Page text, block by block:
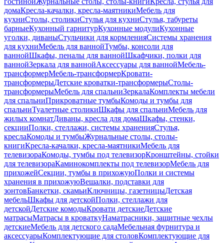
домаКресла-качалки, кресла-маятникиМебель для
кухниСтолы, столикиСтулья для кухниСтулья, табуреты
барныеКухонный гарнитурКухонные модулиКухонные
уголки, диваныСтульчики для кормленияСистемы хранения
для кухниМебель для ваннойТумбы, консоли для
ваннойШкафы, пеналы для ваннойШкафчики, полки для
ваннойЗеркала для ваннойАксессуары для ваннойМебель-
трансформерМебель-трансформерКровати-
трансформерыДетские кроватки-трансформерыСтолы-
трансформерыМебель для спальниЗеркалаКомплекты мебели
для спальниПрикроватные тумбыКомоды и тумбы для
спальниТуалетные столикиШкафы для спальниМебель для
жилых комнатДиваны, кресла для домаШкафы, стенки,
секцииПолки, стеллажи, системы храненияСтулья,
креслаКомоды и тумбыЖурнальные столы, столы-
книгиКресла-качалки, кресла-маятникиМебель для
телевизораКомоды, тумбы под телевизорКронштейны, стойки
для телевизораКаминокомплекты под телевизорМебель для
прихожейСекции, тумбы в прихожуюПолки и системы
хранения в прихожуюВешалки, подставки для
зонтовБанкетки, скамьиКлючницы, газетницыДетская
мебельШкафы для детскойПолки, стеллажи для
детскойДетские комодыКровати детскиеДетские
матрасыМатрасы в кроваткуНаматрасники, защитные чехлы
детскиеМебель для детского садаМебельная фурнитура и
аксессуарыКомплектующие для столовКомплектующие для